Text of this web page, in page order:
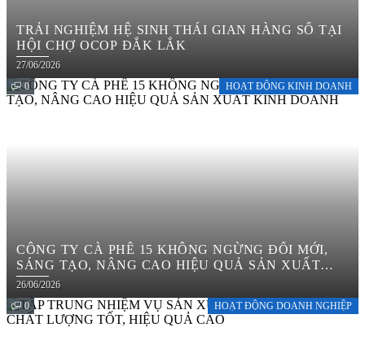
TRẢI NGHIỆM HỆ SINH THÁI GIAN HÀNG SỐ TẠI
HỘI CHỢ OCOP ĐẮK LẮK
27/06/2026
0
HOẠT ĐỘNG KINH DOANH
CÔNG TY CÀ PHÊ 15 KHÔNG NGỪNG ĐỔI MỚI,
SÁNG TẠO, NÂNG CAO HIỆU QUẢ SẢN XUẤT
KINH DOANH
26/06/2026
0
HOẠT ĐỘNG DOANH NGHIỆP